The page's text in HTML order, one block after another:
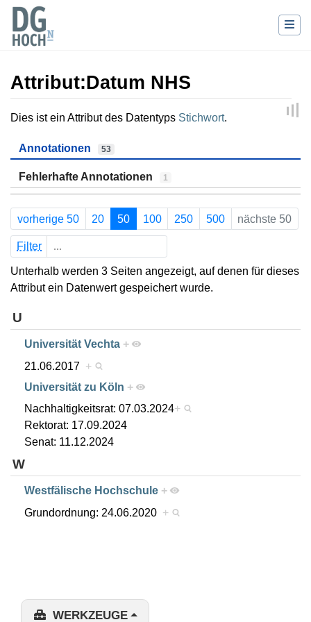
Attribut:Datum NHS
Wechseln zu:Navigation,Suche
Dies ist ein Attribut des Datentyps Stichwort.
Annotationen 53
Fehlerhafte Annotationen 1
vorherige 50 20 50 100 250 500 nächste 50
Filter
Unterhalb werden 3 Seiten angezeigt, auf denen für dieses
Attribut ein Datenwert gespeichert wurde.
U
Universität Vechta +
21.06.2017 +
Universität zu Köln +
Nachhaltigkeitsrat: 07.03.2024
Rektorat: 17.09.2024
Senat: 11.12.2024
+
W
Westfälische Hochschule +
Grundordnung: 24.06.2020 +
WERKZEUGE